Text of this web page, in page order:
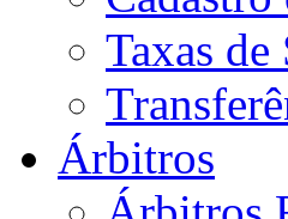
Taxas de
Árbitros